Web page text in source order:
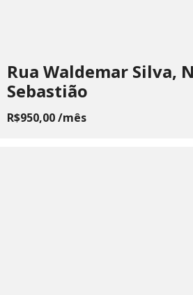
Rua Waldemar Silva,
Sebastião
R$950,00 /mês